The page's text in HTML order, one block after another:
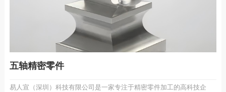
五轴精密零件
易人宣（深圳）科技有限公司是一家专注于精密零件加工的高科技企